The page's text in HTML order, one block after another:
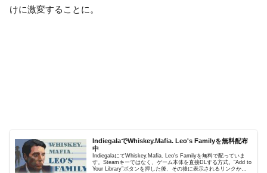
けに激変することに。
IndiegalaでWhiskey.Mafia. Leo's Familyを無料配布
中
IndiegalaにてWhiskey.Mafia. Leo's Familyを無料で配っていま
す。Steamキーではなく、ゲーム本体を直接DLする方式。“Add to
Your Library”ボタンを押した後、その後に表示されるリンクか